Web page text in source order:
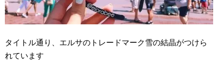
タイトル通り、エルサのトレードマーク雪の結晶がつけら
れています